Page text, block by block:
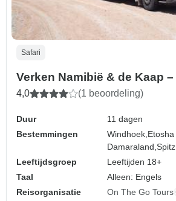
Safari
Verken Namibië & de Kaap
4,0 (1 beoordeling)
Duur
11 dagen
Bestemmingen
Windhoek, Etosha
Damaraland,
Leeftijdsgroep
Leeftijden 18+
Taal
Alleen: Engels
Reisorganisatie
On The Go Tours